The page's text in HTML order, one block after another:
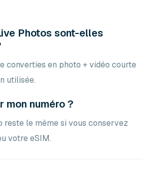
Photos sont-elles
converties en photo + vidéo courte
utilisée.
mon numéro ?
reste le même si vous conservez
votre eSIM.